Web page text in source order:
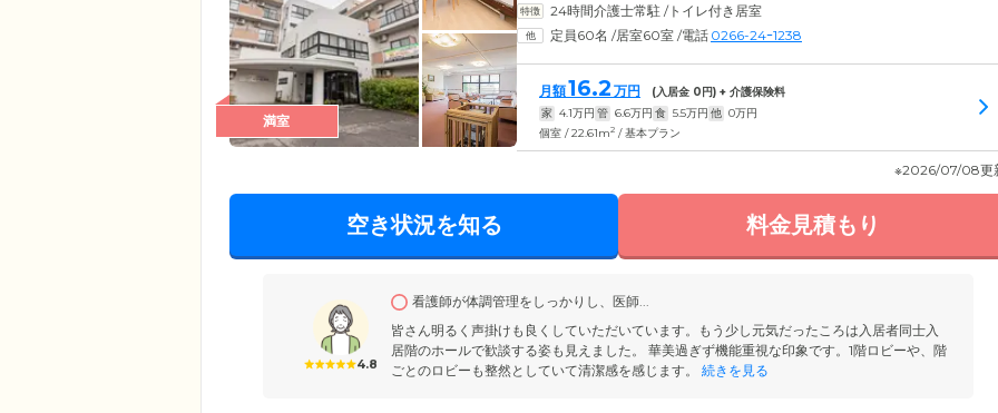
満室
24時間介護士常駐 /トイレ付き居室
定員60名 /居室60室 /電話 0266-24ｰ1238
月額16.2 万円 (入居金 0円) + 介護保険料
家 4.1万円 管 6.6万円 食 5.5万円 他 0万円
個室 / 22.61m2 / 基本プラン
※2026/07/08更
空き状況を知る 料金見積もり
4.8
看護師が体調管理をしっかりし、医師...
皆さん明るく声掛けも良くしていただいています。もう少し元気だったころは入居者同士入
居階のホールで歓談する姿も見えました。 華美過ぎず機能重視な印象です。1階ロビーや、階
ごとのロビーも整然としていて清潔感を感じます。
続きを見る